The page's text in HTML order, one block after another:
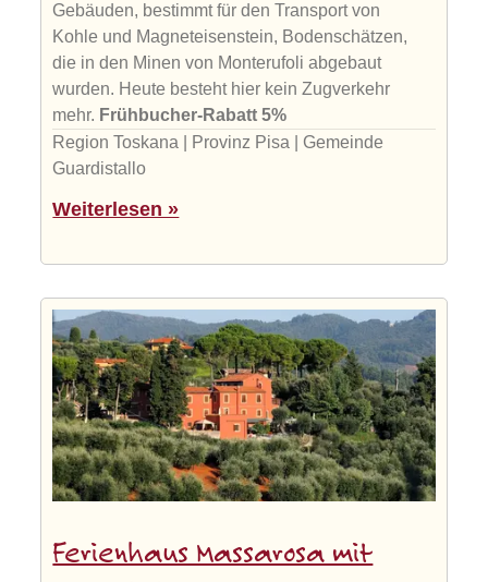
Gebäuden, bestimmt für den Transport von
Kohle und Magneteisenstein, Bodenschätzen,
die in den Minen von Monterufoli abgebaut
wurden. Heute besteht hier kein Zugverkehr
mehr. Frühbucher-Rabatt 5%
Region Toskana | Provinz Pisa | Gemeinde
Guardistallo
Weiterlesen »
Ferienhaus Massarosa mit